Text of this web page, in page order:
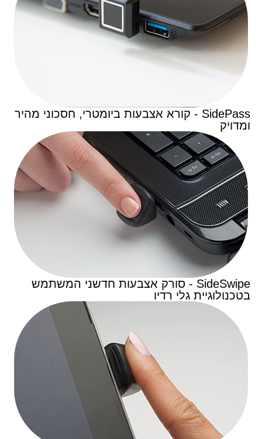
SidePass - קורא אצבעות ביומטרי, חסכוני מהיר
ומדויק
SideSwipe - סורק אצבעות חדשני המשתמש
בטכנולוגיית גלי רדיו